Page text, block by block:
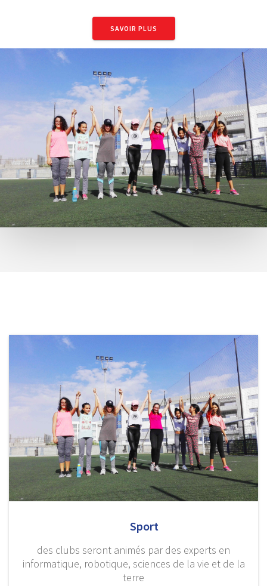
SAVOIR PLUS
Sport
des clubs seront animés par des experts en
informatique, robotique, sciences de la vie et de la
terre